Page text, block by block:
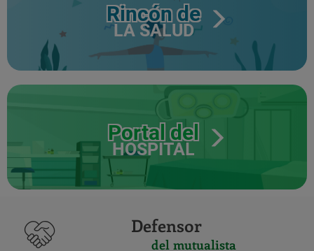
Rincón de
LA SALUD
Portal del
HOSPITAL
Defensor
del mutualista